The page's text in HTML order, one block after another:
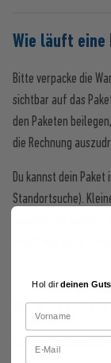
Wie läuft eine
Bitte verpacke die
sichtbar auf das
den Paketen
die Rechnung
Du kannst dein
Standortsuche).
Wo muss ich
Alle Rücksendungen
Hol dirdeinen